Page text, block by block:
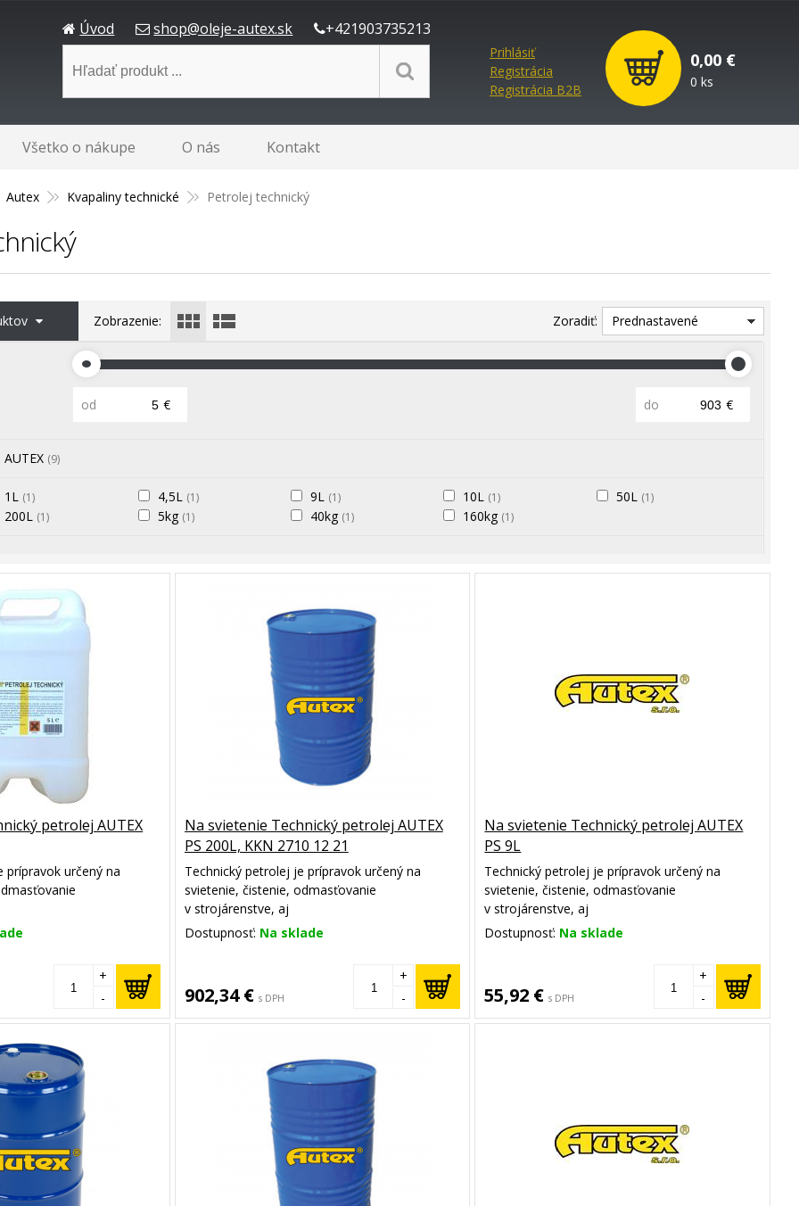
Úvod shop@oleje-autex.sk +421903735213
Prihlásiť
Registrácia
Registrácia B2B
0,00 €
0 ks
Autex Kvapaliny technické Petrolej technický
Zobrazenie: Zoradiť: Prednastavené
od € do €
AUTEX (9)
1L (1) 4,5L (1) 9L (1) 10L (1) 50L (1)
200L (1) 5kg (1) 40kg (1) 160kg (1)
petrolej AUTEX
prípravok určený na
Obsahuje
so zníženou
+
-
Na svietenie Technický petrolej AUTEX
PS 200L, KKN 2710 12 21
Technický petrolej je prípravok určený na
svietenie, čistenie, odmasťovanie
v strojárenstve, aj
ako akcelerátor podpaľovania. Obsahuje
vybranú frakciu petroleja so zníženou
Dostupnosť: Na sklade
902,34 € s DPH
+
-
Na svietenie Technický petrolej AUTEX
PS 9L
Technický petrolej je prípravok určený na
svietenie, čistenie, odmasťovanie
v strojárenstve, aj
ako akcelerátor podpaľovania. Obsahuje
vybranú frakciu petroleja so zníženou
Dostupnosť: Na sklade
55,92 € s DPH
+
-
Všetko o nákupe O nás Kontakt